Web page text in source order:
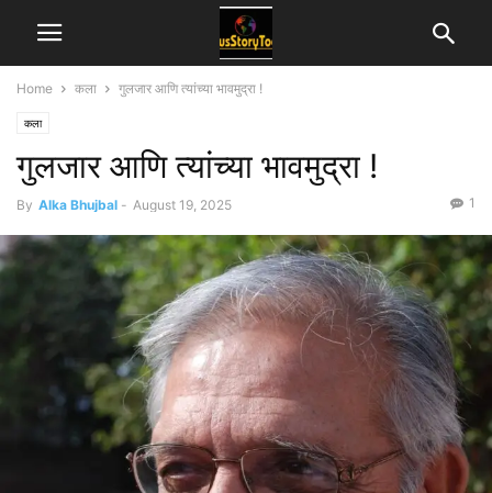
Home कला गुलजार आणि त्यांच्या भावमुद्रा !
कला
गुलजार आणि त्यांच्या भावमुद्रा !
By Alka Bhujbal - August 19, 2025 1